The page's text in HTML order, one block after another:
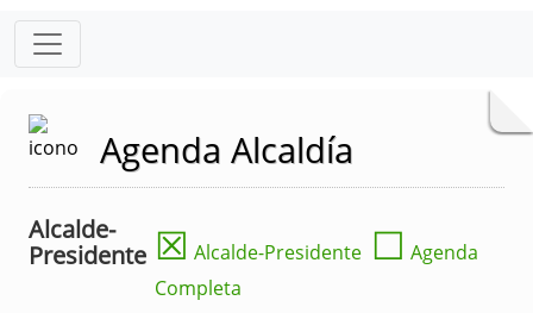
Agenda Alcaldía
Alcalde-
Presidente ☒ Alcalde-Presidente ☐ Agenda
Completa